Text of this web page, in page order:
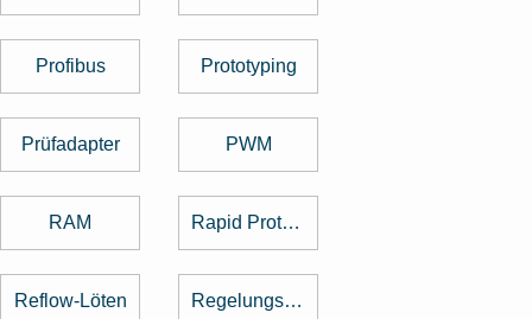
Profibus Prototyping
Prüfadapter PWM
RAM Rapid Prototyping
Reflow-Löten Regelungstechnik